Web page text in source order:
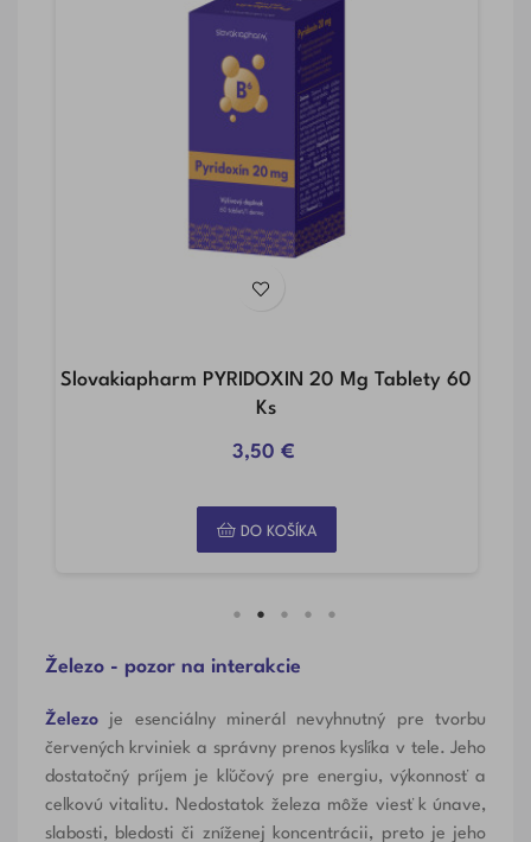
Slovakiapharm PYRIDOXIN 20 Mg Tablety 60
Ks
3,50 €
DO KOŠÍKA
Železo - pozor na interakcie
Železo je esenciálny minerál nevyhnutný pre tvorbu
červených krviniek a správny prenos kyslíka v tele. Jeho
dostatočný príjem je kľúčový pre energiu, výkonnosť a
celkovú vitalitu. Nedostatok železa môže viesť k únave,
slabosti, bledosti či zníženej koncentrácii, preto je jeho